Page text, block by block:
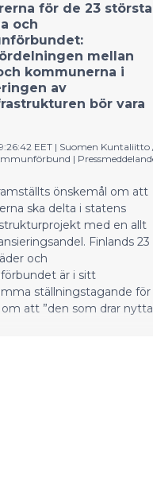
Europeiska
sina förslag till ny
i november 2021.
för de 23 största
och
mellan
kommunerna i
av
bör vara
EET | Suomen Kuntaliitto
|
önskemål om att
ska delta i statens
med en allt
Finlands 23
och
är i sitt
ställningstagande för
att ”den som drar nytta